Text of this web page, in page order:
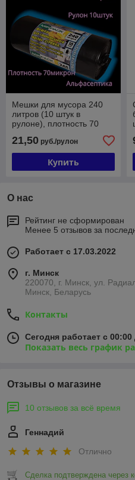
Мешки для мусора 240
литров (10 штук в
рулоне), плотность 70
(+20% НДС)
21,50 руб./рулон
Купить
О нас
Рейтинг не сформирован
Менее 5 отзывов за
Работает с 17.03.2022
г. Минск
220070, г. Минск, ул.
Минск, Беларусь
Контакты
Сегодня работает с 00:00
Показать весь график
Отзывы о магазине
10 отзывов за всё время
Геннадий
Отлично
Сделка подтверждена через